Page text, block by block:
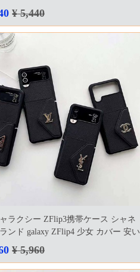
¥ 5,440
ラクシー ZFlip3携帯ケース シャネ
ンド galaxy ZFlip4 少女 カバー 安い
¥ 5,960